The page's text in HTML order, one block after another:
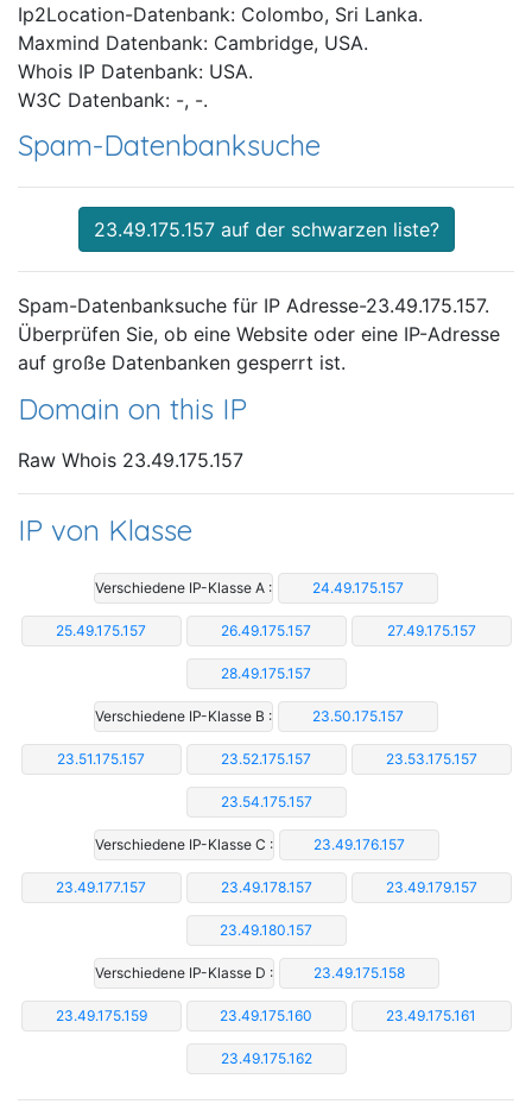
Ip2Location-Datenbank: Colombo, Sri Lanka.
Maxmind Datenbank: Cambridge, USA.
Whois IP Datenbank: USA.
W3C Datenbank: -, -.
Spam-Datenbanksuche
23.49.175.157 auf der schwarzen liste?
Spam-Datenbanksuche für IP Adresse-23.49.175.157.
Überprüfen Sie, ob eine Website oder eine IP-Adresse
auf große Datenbanken gesperrt ist.
Domain on this IP
Raw Whois 23.49.175.157
IP von Klasse
Verschiedene IP-Klasse A : 24.49.175.157
25.49.175.157 26.49.175.157 27.49.175.157
28.49.175.157
Verschiedene IP-Klasse B : 23.50.175.157
23.51.175.157 23.52.175.157 23.53.175.157
23.54.175.157
Verschiedene IP-Klasse C : 23.49.176.157
23.49.177.157 23.49.178.157 23.49.179.157
23.49.180.157
Verschiedene IP-Klasse D : 23.49.175.158
23.49.175.159 23.49.175.160 23.49.175.161
23.49.175.162